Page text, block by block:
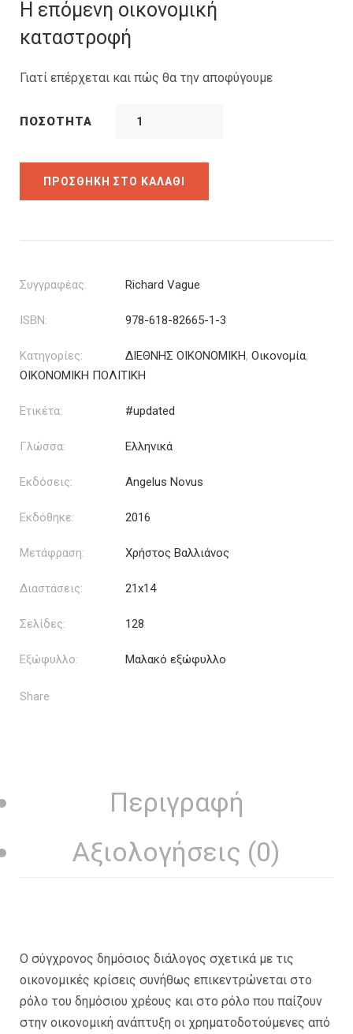
12.19€. είναι:
9.75€.
Η επόμενη οικονομική
καταστροφή
Γιατί επέρχεται και πώς θα την αποφύγουμε
ΠΟΣΌΤΗΤΑ
ΠΡΟΣΘΉΚΗ ΣΤΟ ΚΑΛΆΘΙ
Συγγραφέας: Richard Vague
ISBN: 978-618-82665-1-3
Κατηγορίες: ΔΙΕΘΝΗΣ ΟΙΚΟΝΟΜΙΚΗ, Οικονομία,
ΟΙΚΟΝΟΜΙΚΗ ΠΟΛΙΤΙΚΗ
Ετικέτα: #updated
Γλώσσα: Ελληνικά
Εκδόσεις: Angelus Novus
Εκδόθηκε: 2016
Μετάφραση: Χρήστος Βαλλιάνος
Διαστάσεις: 21x14
Σελίδες: 128
Εξώφυλλο: Μαλακό εξώφυλλο
Share
Περιγραφή
Αξιολογήσεις (0)
Ο σύγχρονος δημόσιος διάλογος σχετικά με τις
οικονομικές κρίσεις συνήθως επικεντρώνεται στο
ρόλο του δημόσιου χρέους και στο ρόλο που παίζουν
στην οικονομική ανάπτυξη οι χρηματοδοτούμενες από